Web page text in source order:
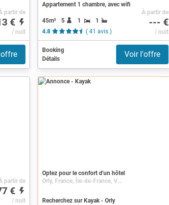
partir de
€
/ nuit
Appartement 1 chambre, avec wifi
45m² 5 1
1
4.8
( 41 avis )
À partir de
--- €
/ nuit
Booking
Détails
Voir l'offre
partir de
€
/ nuit
Annonce
Optez pour le confort d'un hôtel
Orly, France, Île-de-France, Val-de-Marne
Recherchez sur Kayak - Orly